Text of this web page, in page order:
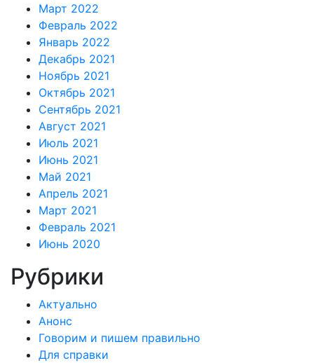
Март 2022
Февраль 2022
Январь 2022
Декабрь 2021
Ноябрь 2021
Октябрь 2021
Сентябрь 2021
Август 2021
Июль 2021
Июнь 2021
Май 2021
Апрель 2021
Март 2021
Февраль 2021
Июнь 2020
Рубрики
Актуально
Анонс
Говорим и пишем правильно
Для справки